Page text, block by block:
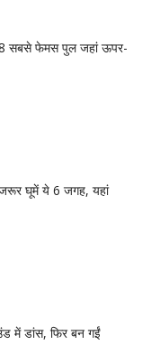
8 सबसे फेमस पुल जहां ऊपर-
घूमें ये 6 जगह, यहां
में डांस, फिर बन गईं